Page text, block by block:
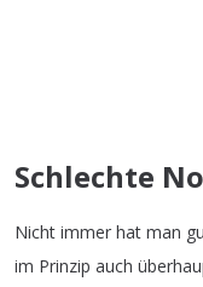
Schlechte
Nicht immer hat man
im Prinzip auch